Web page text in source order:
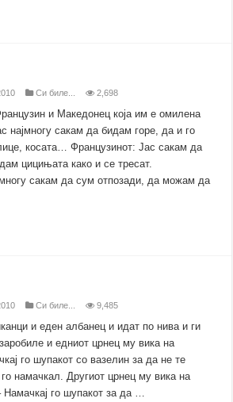
Си биле... 2,698
и Македонец која им е омилена
најмногу сакам да бидам горе, да и го
косата… Французинот: Јас сакам да
цицињата како и се тресат.
сакам да сум отпозади, да можам да
Си биле... 9,485
и еден албанец и идат по нива и ги
и едниот црнец му вика на
го шупакот со вазелин за да не те
намачкал. Другиот црнец му вика на
Намачкај го шупакот за да …